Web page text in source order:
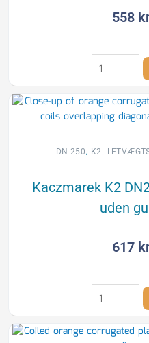
558
Kaczmarek
K2
DN250
15
gr.
bøjning,
gummiringe
antal
DN 250, K2,
Kaczmarek K2
uden
617
Kaczmarek
K2
DN250
30